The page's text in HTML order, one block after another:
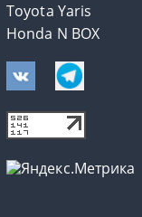
Toyota Yaris
Honda N BOX